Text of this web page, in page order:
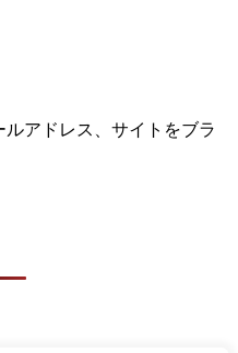
アドレス、サイトをブラ